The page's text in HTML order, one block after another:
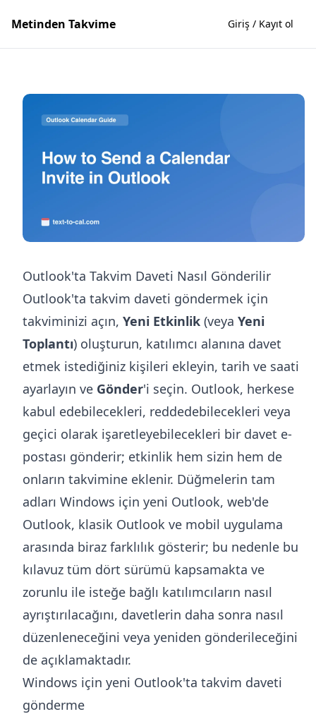
Metinden Takvime Giriş / Kayıt ol
Outlook'ta Takvim Daveti Nasıl Gönderilir
Outlook'ta takvim daveti göndermek için
takviminizi açın, Yeni Etkinlik (veya Yeni
Toplantı) oluşturun, katılımcı alanına davet
etmek istediğiniz kişileri ekleyin, tarih ve saati
ayarlayın ve Gönder'i seçin. Outlook, herkese
kabul edebilecekleri, reddedebilecekleri veya
geçici olarak işaretleyebilecekleri bir davet e-
postası gönderir; etkinlik hem sizin hem de
onların takvimine eklenir. Düğmelerin tam
adları Windows için yeni Outlook, web'de
Outlook, klasik Outlook ve mobil uygulama
arasında biraz farklılık gösterir; bu nedenle bu
kılavuz tüm dört sürümü kapsamakta ve
zorunlu ile isteğe bağlı katılımcıların nasıl
ayrıştırılacağını, davetlerin daha sonra nasıl
düzenleneceğini veya yeniden gönderileceğini
de açıklamaktadır.
Windows için yeni Outlook'ta takvim daveti
gönderme